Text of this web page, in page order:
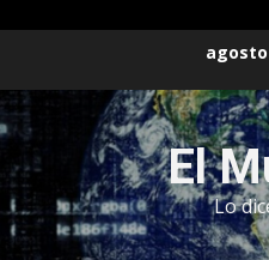
contenido
agosto
El
Lo